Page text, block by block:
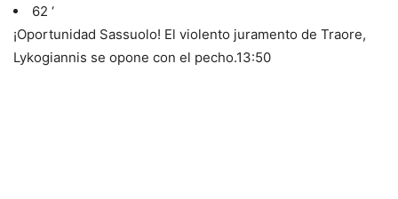
62 ‘
¡Oportunidad Sassuolo! El violento juramento de Traore,
Lykogiannis se opone con el pecho.13:50